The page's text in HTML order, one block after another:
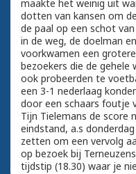
maakte het weinig uit
dotten van kansen om
de paal op een schot
in de weg, de doelman
voorkwamen een
bezoekers die de gehele
ook probeerden te
een 3-1 nederlaag
door een schaars foutje
Tijn Tielemans de score
eindstand, a.s
zetten om een vervolg
op bezoek bij
tijdstip (18.30) waar je